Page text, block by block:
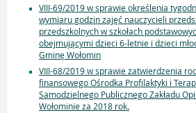
VIII-69/2019 w sprawie określenia
wymiaru godzin zajęć nauczycieli
przedszkolnych w szkołach
obejmującymi dzieci 6-letnie i dzieci
Gminę Wołomin
VIII-68/2019 w sprawie zatwierdzenia
finansowego Ośrodka Profilaktyki i
Samodzielnego Publicznego Zakładu
Wołominie za 2018 rok.